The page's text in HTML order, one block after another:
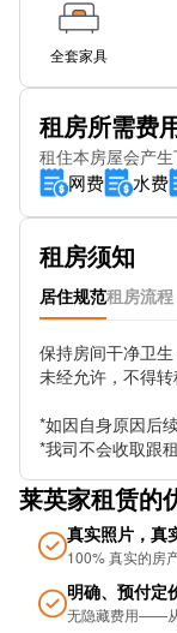
O2 Academy Stop
Alexandra Theatre
Smallbrook
Old Repertory
Bromsgrove St Stop
Wrentham St
Bexhill Grove
Navigation Street
Metro Grand Central
Brunel St
全套家具
租房所需费
租住本房屋会产
网费 水费
租房须知
居住规范租房流程
保持房间干净卫
未经允许，不得转
*如因自身原因后
*我司不会收取跟
莱英家租赁的
真实照片，真
100% 真实的房
明确、预付定
无隐藏费用——从